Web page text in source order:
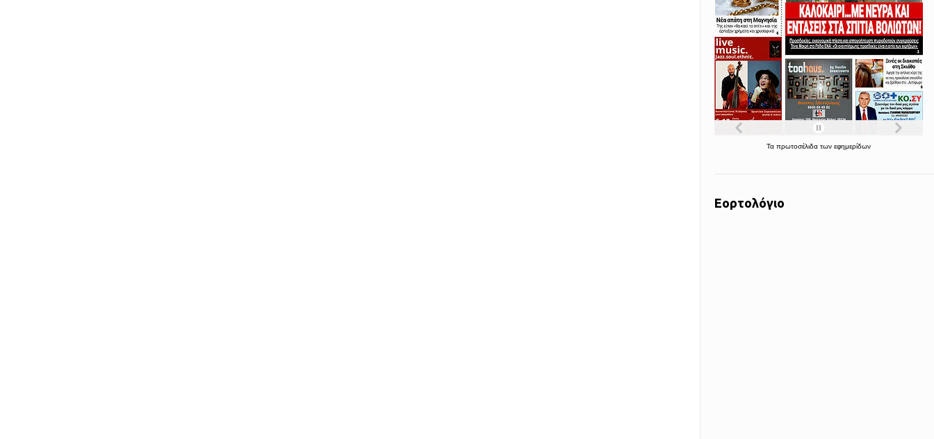
Τα πρωτοσέλιδα των εφημερίδων
Εορτολόγιο